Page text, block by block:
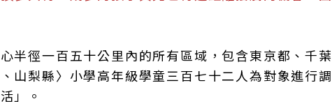
半徑一百五十公里內的所有區域，包含東京都、千葉
山梨縣〉小學高年級學童三百七十二人為對象進行調
」。